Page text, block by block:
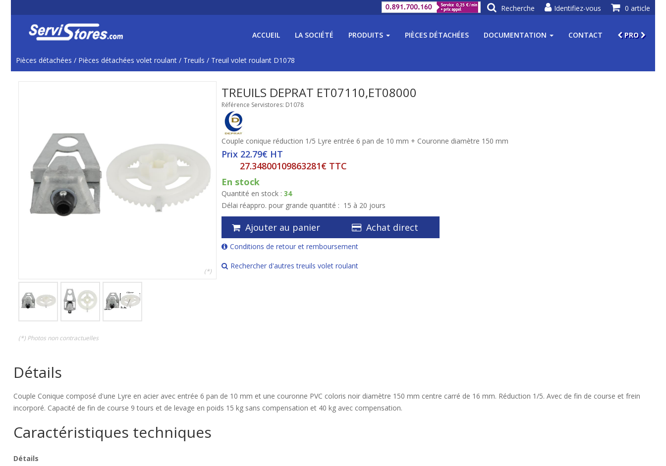
ACCUEIL LA SOCIÉTÉ PRODUITS PIÈCES DÉTACHÉES DOCUMENTATION CONTACT PRO
Pièces détachées / Pièces détachées volet roulant / Treuils / Treuil volet roulant D1078
(*)
(*) Photos non contractuelles
TREUILS DEPRAT ET07110,ET08000
Référence Servistores: D1078
Couple conique réduction 1/5 Lyre entrée 6 pan de 10 mm + Couronne diamètre 150 mm
Prix 22.79€ HT
27.34800109863281€ TTC
En stock
Quantité en stock : 34
Délai réappro. pour grande quantité : 15 à 20 jours
Ajouter au panier Achat direct
Conditions de retour et remboursement
Rechercher d'autres treuils volet roulant
Détails
Couple Conique composé d'une Lyre en acier avec entrée 6 pan de 10 mm et une couronne PVC coloris noir diamètre 150 mm centre carré de 16 mm. Réduction 1/5. Avec de fin de course et frein
incorporé. Capacité de fin de course 9 tours et de levage en poids 15 kg sans compensation et 40 kg avec compensation.
Caractéristiques techniques
Détails
0 article
Identifiez-vous
Recherche